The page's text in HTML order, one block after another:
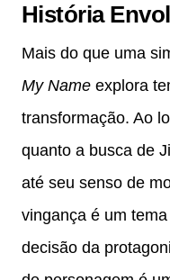
História
Mais do que uma
My Name explora
transformação. Ao
quanto a busca de
até seu senso de
vingança é um
decisão da